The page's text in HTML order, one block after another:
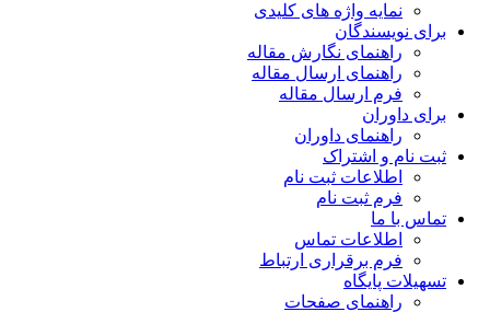
نمایه واژه های کلیدی
برای نویسندگان
راهنمای نگارش مقاله
راهنمای ارسال مقاله
فرم ارسال مقاله
برای داوران
راهنمای داوران
ثبت نام و اشتراک
اطلاعات ثبت نام
فرم ثبت نام
تماس با ما
اطلاعات تماس
فرم برقراری ارتباط
تسهیلات پایگاه
راهنمای صفحات